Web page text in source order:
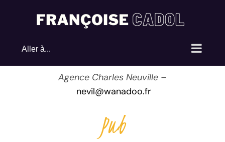
Aller à...
Agence Charles Neuville –
nevil@wanadoo.fr
Pub